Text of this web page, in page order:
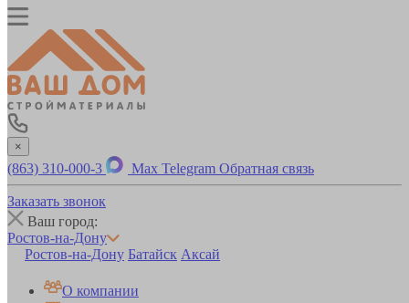
×
(863) 310-000-3 Max Telegram Обратная связь
Заказать звонок
Ваш город:
Ростов-на-Дону
Ростов-на-Дону Батайск Аксай
О компании